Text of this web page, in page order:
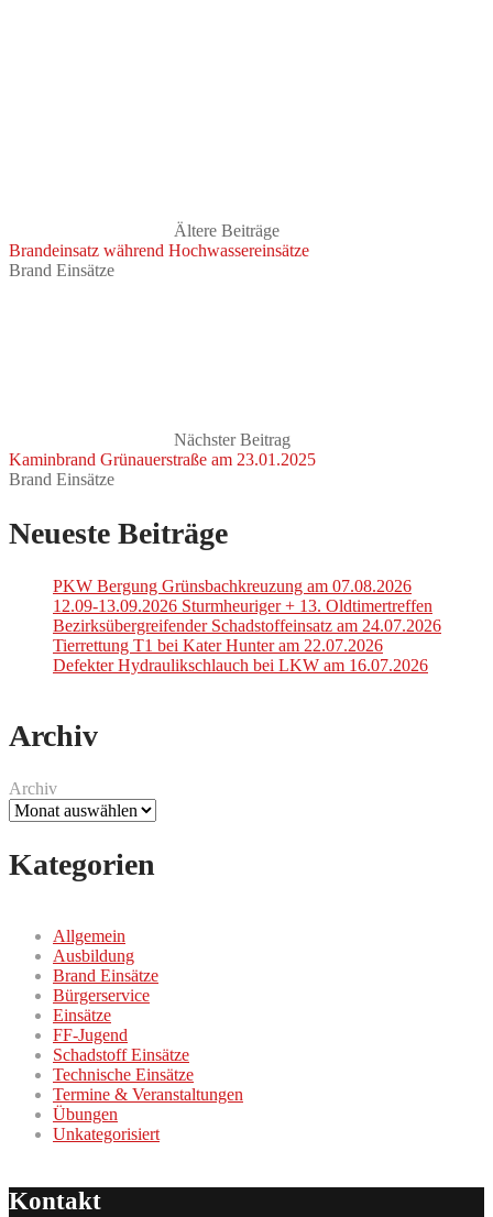
Ältere Beiträge
Brandeinsatz während Hochwassereinsätze
Brand Einsätze
Nächster Beitrag
Kaminbrand Grünauerstraße am 23.01.2025
Brand Einsätze
Neueste Beiträge
PKW Bergung Grünsbachkreuzung am 07.08.2026
12.09-13.09.2026 Sturmheuriger + 13. Oldtimertreffen
Bezirksübergreifender Schadstoffeinsatz am 24.07.2026
Tierrettung T1 bei Kater Hunter am 22.07.2026
Defekter Hydraulikschlauch bei LKW am 16.07.2026
Archiv
Archiv
Kategorien
Allgemein
Ausbildung
Brand Einsätze
Bürgerservice
Einsätze
FF-Jugend
Schadstoff Einsätze
Technische Einsätze
Termine & Veranstaltungen
Übungen
Unkategorisiert
Kontakt